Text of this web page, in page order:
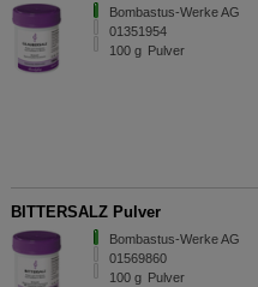
Bombastus-Werke AG
01351954
100 g Pulver
BITTERSALZ Pulver
Bombastus-Werke AG
01569860
100 g Pulver